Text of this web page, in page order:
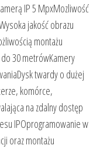
IP 5 MpxMozliwość
jakość obrazu
montażu
30 metrówKamery
twardy o dużej
komórce,
na zdalny dostęp
IPOprogramowanie w
oraz montażu